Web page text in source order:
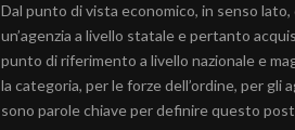
Dal punto di vista economico, in senso
un’agenzia a livello statale e pertanto
punto di riferimento a livello nazionale e
la categoria, per le forze dell’ordine, per gli
sono parole chiave per definire questo